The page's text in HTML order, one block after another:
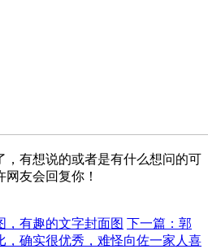
，有想说的或者是有什么想问的可
友会回复你！
，有趣的文字封面图 下一篇：郭
，确实很优秀，难怪向佐一家人喜